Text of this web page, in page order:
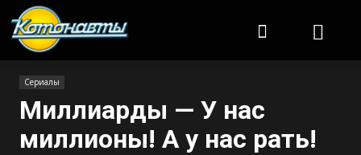
Сериалы
Миллиарды — У нас
миллионы! А у нас рать!